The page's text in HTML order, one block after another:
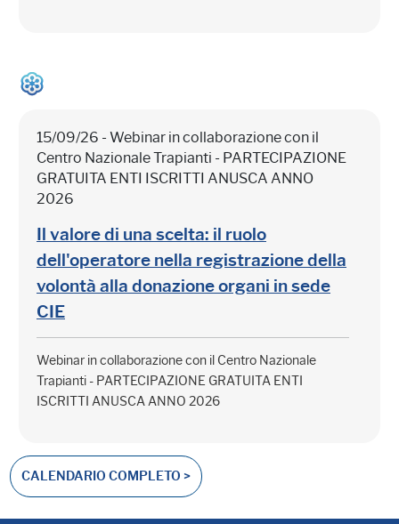
15/09/26 - Webinar in collaborazione con il
Centro Nazionale Trapianti - PARTECIPAZIONE
GRATUITA ENTI ISCRITTI ANUSCA ANNO
2026
Il valore di una scelta: il ruolo
dell'operatore nella registrazione della
volontà alla donazione organi in sede
CIE
Webinar in collaborazione con il Centro Nazionale
Trapianti - PARTECIPAZIONE GRATUITA ENTI
ISCRITTI ANUSCA ANNO 2026
CALENDARIO COMPLETO >